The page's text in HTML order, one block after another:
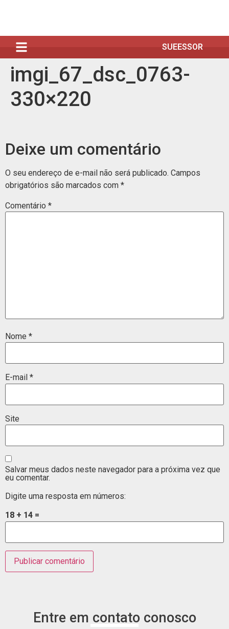
SUEESSOR
imgi_67_dsc_0763-
330×220
Deixe um comentário
O seu endereço de e-mail não será publicado. Campos
obrigatórios são marcados com *
Comentário *
Nome *
E-mail *
Site
Salvar meus dados neste navegador para a próxima vez que
eu comentar.
Digite uma resposta em números:
18 + 14 =
Entre em contato conosco